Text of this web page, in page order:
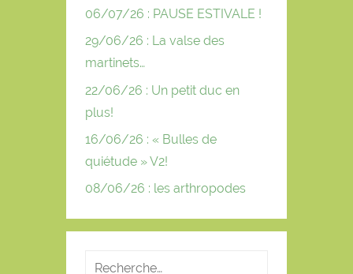
06/07/26 : PAUSE ESTIVALE !
29/06/26 : La valse des
martinets…
22/06/26 : Un petit duc en
plus!
16/06/26 : « Bulles de
quiétude » V2!
08/06/26 : les arthropodes